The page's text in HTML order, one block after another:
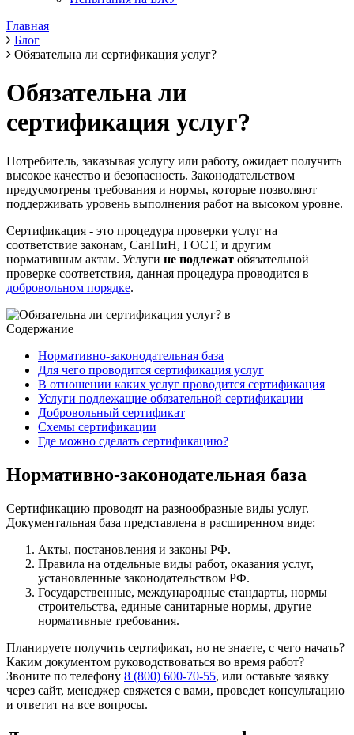
Главная
Блог
Обязательна ли сертификация услуг?
Обязательна ли
сертификация услуг?
Потребитель, заказывая услугу или работу, ожидает получить
высокое качество и безопасность. Законодательством
предусмотрены требования и нормы, которые позволяют
поддерживать уровень выполнения работ на высоком уровне.
Сертификация - это процедура проверки услуг на
соответствие законам, СанПиН, ГОСТ, и другим
нормативным актам. Услуги не подлежат обязательной
проверке соответствия, данная процедура проводится в
добровольном порядке.
Содержание
Нормативно-законодательная база
Для чего проводится сертификация услуг
В отношении каких услуг проводится сертификация
Услуги подлежащие обязательной сертификации
Добровольный сертификат
Схемы сертификации
Где можно сделать сертификацию?
Нормативно-законодательная база
Сертификацию проводят на разнообразные виды услуг.
Документальная база представлена в расширенном виде:
Акты, постановления и законы РФ.
Правила на отдельные виды работ, оказания услуг,
установленные законодательством РФ.
Государственные, международные стандарты, нормы
строительства, единые санитарные нормы, другие
нормативные требования.
Планируете получить сертификат, но не знаете, с чего начать?
Каким документом руководствоваться во время работ?
Звоните по телефону 8 (800) 600-70-55, или оставьте заявку
через сайт, менеджер свяжется с вами, проведет консультацию
и ответит на все вопросы.